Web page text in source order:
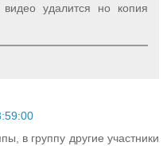
удалится но копия
в группу другие участники